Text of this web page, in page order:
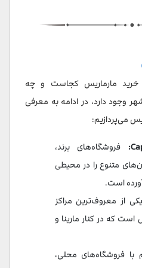
خرید مارماریس کجاست و چه
وجود دارد، در ادامه به معرفی
می‌پردازیم:
فروشگاه‌های برند،
متنوع را در محیطی
است.
یکی از معروف‌ترین مراکز
که در کنار مارینا و
با فروشگاه‌های محلی،